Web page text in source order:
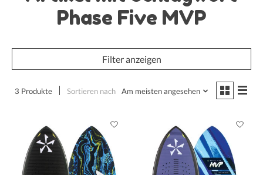
Phase Five MVP
Filter anzeigen
3 Produkte Sortieren nach Am meisten angesehen